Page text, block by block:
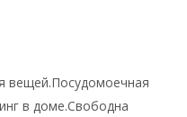
вещей.Посудомоечная
в доме.Свободна